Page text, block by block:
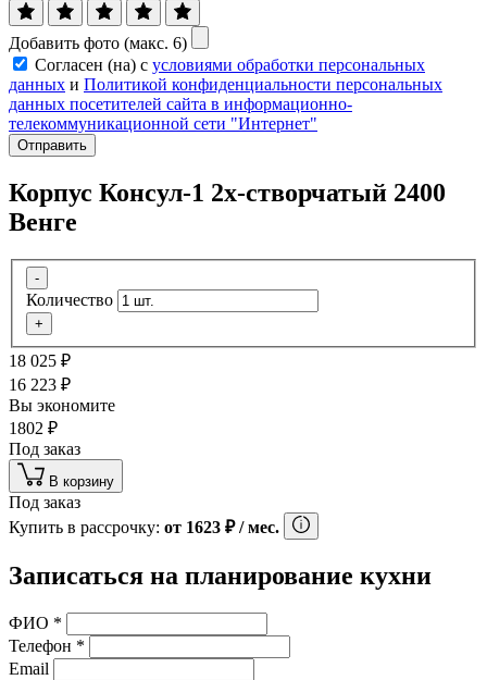
Добавить фото (макс. 6)
Согласен (на) с условиями обработки персональных
данных и Политикой конфиденциальности персональных
данных посетителей сайта в информационно-
телекоммуникационной сети "Интернет"
Отправить
Корпус Консул-1 2х-створчатый 2400
Венге
-
Количество
+
18 025 ₽
16 223 ₽
Вы экономите
1802 ₽
Под заказ
В корзину
Под заказ
Купить в рассрочку: от 1623 ₽/ мес.
Записаться на планирование кухни
ФИО *
Телефон *
Email